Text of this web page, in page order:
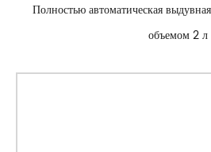
Полностью автоматическая
объемом 2 л